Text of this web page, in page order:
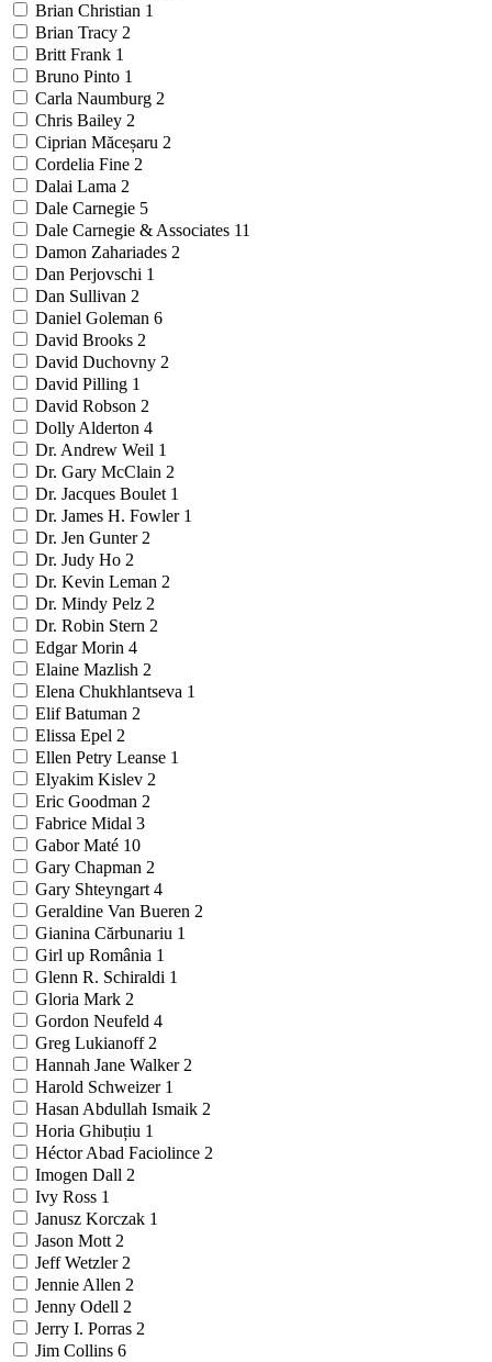
Brian Christian 1
Brian Tracy 2
Britt Frank 1
Bruno Pinto 1
Carla Naumburg 2
Chris Bailey 2
Ciprian Măceșaru 2
Cordelia Fine 2
Dalai Lama 2
Dale Carnegie 5
Dale Carnegie & Associates 11
Damon Zahariades 2
Dan Perjovschi 1
Dan Sullivan 2
Daniel Goleman 6
David Brooks 2
David Duchovny 2
David Pilling 1
David Robson 2
Dolly Alderton 4
Dr. Andrew Weil 1
Dr. Gary McClain 2
Dr. Jacques Boulet 1
Dr. James H. Fowler 1
Dr. Jen Gunter 2
Dr. Judy Ho 2
Dr. Kevin Leman 2
Dr. Mindy Pelz 2
Dr. Robin Stern 2
Edgar Morin 4
Elaine Mazlish 2
Elena Chukhlantseva 1
Elif Batuman 2
Elissa Epel 2
Ellen Petry Leanse 1
Elyakim Kislev 2
Eric Goodman 2
Fabrice Midal 3
Gabor Maté 10
Gary Chapman 2
Gary Shteyngart 4
Geraldine Van Bueren 2
Gianina Cărbunariu 1
Girl up România 1
Glenn R. Schiraldi 1
Gloria Mark 2
Gordon Neufeld 4
Greg Lukianoff 2
Hannah Jane Walker 2
Harold Schweizer 1
Hasan Abdullah Ismaik 2
Horia Ghibuțiu 1
Héctor Abad Faciolince 2
Imogen Dall 2
Ivy Ross 1
Janusz Korczak 1
Jason Mott 2
Jeff Wetzler 2
Jennie Allen 2
Jenny Odell 2
Jerry I. Porras 2
Jim Collins 6